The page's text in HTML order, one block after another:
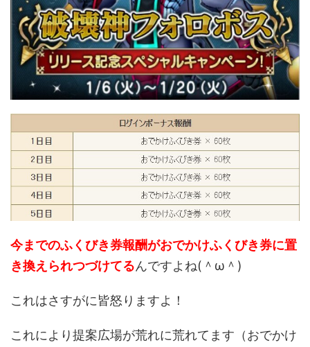
今までのふくびき券報酬がおでかけふくびき券に置
き換えられつづけてるんですよね(＾ω＾)
これはさすがに皆怒りますよ！
これにより提案広場が荒れに荒れてます（おでかけ